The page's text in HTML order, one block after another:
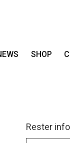
SHOP
INSIDE
- 223 RUE
Rester